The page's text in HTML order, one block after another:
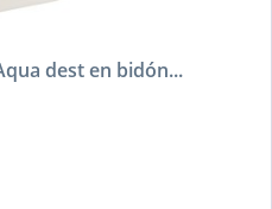
dest en bidón...